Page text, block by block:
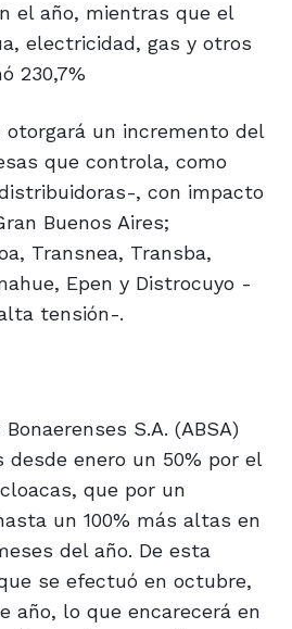
el año, mientras que el
electricidad, gas y otros
230,7%
otorgará un incremento del
que controla, como
, con impacto
Buenos Aires;
Transnea, Transba,
Epen y Distrocuyo -
tensión-.
S.A. (ABSA)
enero un 50% por el
que por un
un 100% más altas en
del año. De esta
se efectuó en octubre,
año, lo que encarecerá en